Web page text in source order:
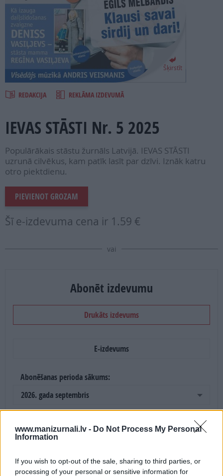
www.manizurnali.lv - Do Not Process My Personal
Information
If you wish to opt-out of the sale, sharing to third parties, or
processing of your personal or sensitive information for
SEARCH
Šķirstīt
REDAKCIJA REKLĀMA IZDEVUMĀ
IEVAS STĀSTI Nr. 5 2025
Populārākais stāstu žurnāls Latvijā. IEVAS STĀSTI
uzrunā cilvēkus, kam patīk lasīt par dzīvi. Iznāk katru
otro piektdienu.
PIEVIENOT GROZAM
Šī e-izdevuma cena ir 1.59 €
vai
Abonēt izdevumu
Drukāts izdevums
E-izdevums
Abonēšanas perioda sākums:
2026. gada septembris
Mēnešu skaits:
4 mēneši /20.00 Eur
8 izdevumi / 2.50 Eur par izdevumu *